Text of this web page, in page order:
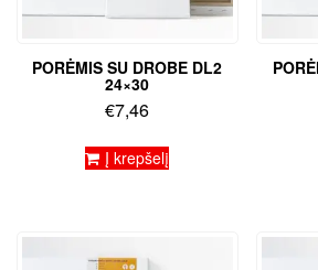
PORĖMIS SU DROBE DL2
24×30
€7,46
Į krepšelį